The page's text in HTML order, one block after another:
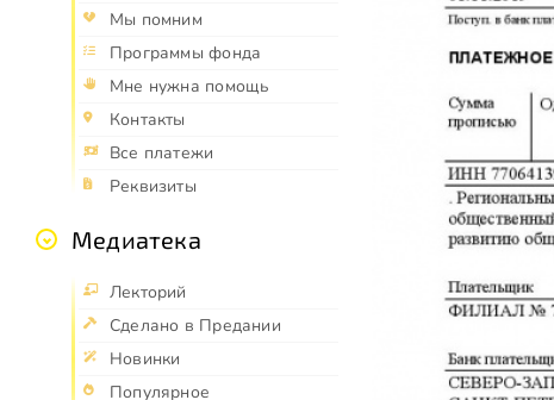
Мы помним
Программы фонда
Мне нужна помощь
Контакты
Все платежи
Реквизиты
Медиатека
Лекторий
Сделано в Предании
Новинки
Популярное